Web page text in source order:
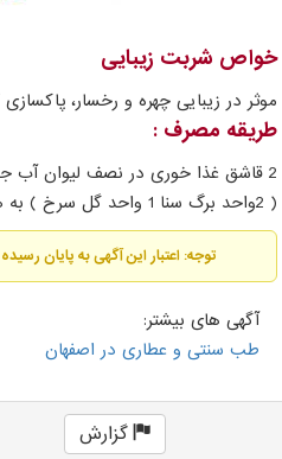
خواص شربت زیبایی
موثر در زیبایی چهره و رخسار،
طریقه مصرف :
( 2واحد برگ سنا 1 واحد گل سرخ ) به همراه کرم و کپسول زیبایی و اصلاح تغذیه نتیجه بهتری حاصل خواهد شد .
توجه: اعتبار این آگهی به پایان
آگهی های بیشتر:
طب سنتی و عطاری در اصفهان
گزارش